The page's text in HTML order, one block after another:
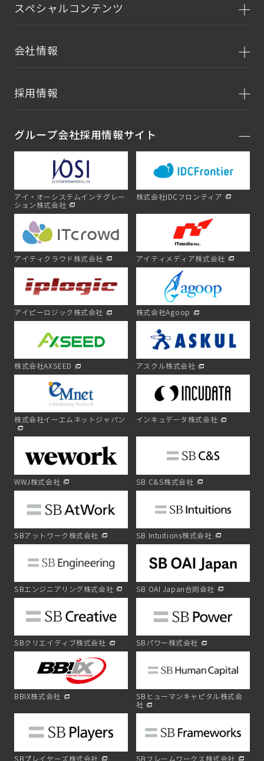
スペシャルコンテンツ
会社情報
採用情報
グループ会社採用情報サイト
アイ・オーシステムインテグレー
ション株式会社
株式会社IDCフロンティア
アイティクラウド株式会社 アイティメディア株式会社
アイピーロジック株式会社 株式会社Agoop
株式会社AXSEED アスクル株式会社
株式会社イーエムネットジャパン インキュデータ株式会社
WWJ株式会社 SB C&S株式会社
SBアットワーク株式会社 SB Intuitions株式会社
SBエンジニアリング株式会社 SB OAI Japan合同会社
SBクリエイティブ株式会社 SBパワー株式会社
BBIX株式会社
SBヒューマンキャピタル株式会
社
SBプレイヤーズ株式会社 SBフレームワークス株式会社